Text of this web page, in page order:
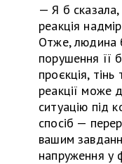
—Я б
реакція
Отже, людина
порушення її
проєкція,
реакції може
ситуацію під
спосіб —
вашим
напруження у